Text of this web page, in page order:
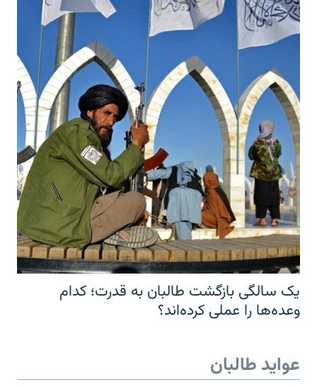
یک سالگی بازگشت طالبان به قدرت؛ کدام
وعده‌ها را عملی کرده‌اند؟
عواید طالبان